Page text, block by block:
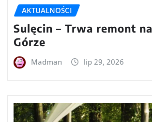
AKTUALNOŚCI
Sulęcin – Trwa remont
Górze
Madman lip 29, 2026